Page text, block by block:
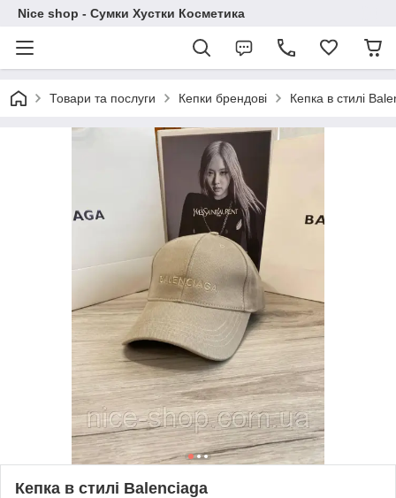
Nice shop - Сумки Хустки Косметика
Товари та послуги Кепки брендові Кепка в стилі
Кепка в стилі Balenciaga